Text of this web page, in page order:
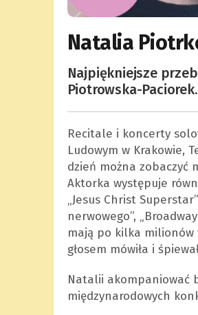
Natalia
Najpiękniejsze
Piotrowska-
Recitale i koncerty
Ludowym w Krakowie,
dzień można zobaczyć
Aktorka występuje
„Jesus Christ
nerwowego”,
mają po kilka milionów
głosem mówiła i
Natalii akompaniować
międzynarodowych